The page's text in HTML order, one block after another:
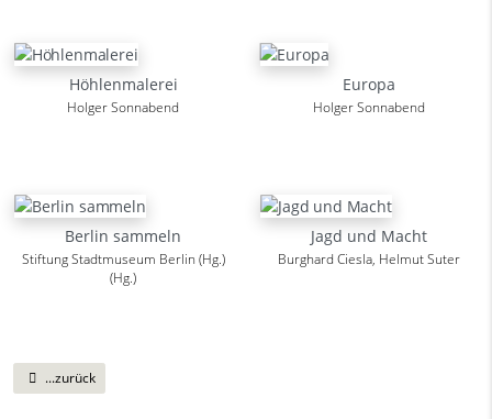
Höhlenmalerei
Holger Sonnabend
Europa
Holger Sonnabend
Berlin sammeln
Stiftung Stadtmuseum Berlin (Hg.)
(Hg.)
Jagd und Macht
Burghard Ciesla, Helmut Suter
...zurück